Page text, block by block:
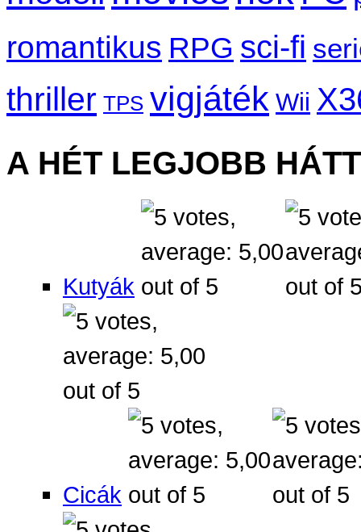
romantikus RPG sci-fi
thriller TPS vigjáték Wii
A HÉT LEGJOBB
Kutyák
Cicák